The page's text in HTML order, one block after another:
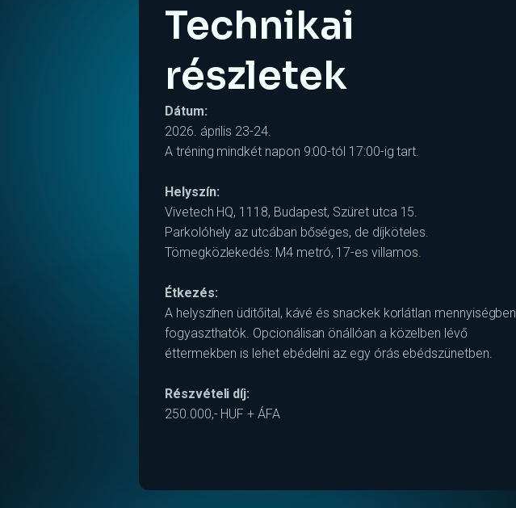
Technikai
részletek
Dátum:
2026. április 23-24.
A tréning mindkét napon 9:00-tól 17:00-ig tart.
Helyszín:
Vivetech HQ, 1118, Budapest, Szüret utca 15.
Parkolóhely az utcában bőséges, de díjköteles.
Tömegközlekedés: M4 metró, 17-es villamos.
Étkezés:
A helyszínen üditőital, kávé és snackek korlátlan mennyiségben
fogyaszthatók. Opcionálisan önállóan a közelben lévő
éttermekben is lehet ebédelni az egy órás ebédszünetben.
Részvételi díj:
250.000,- HUF + ÁFA